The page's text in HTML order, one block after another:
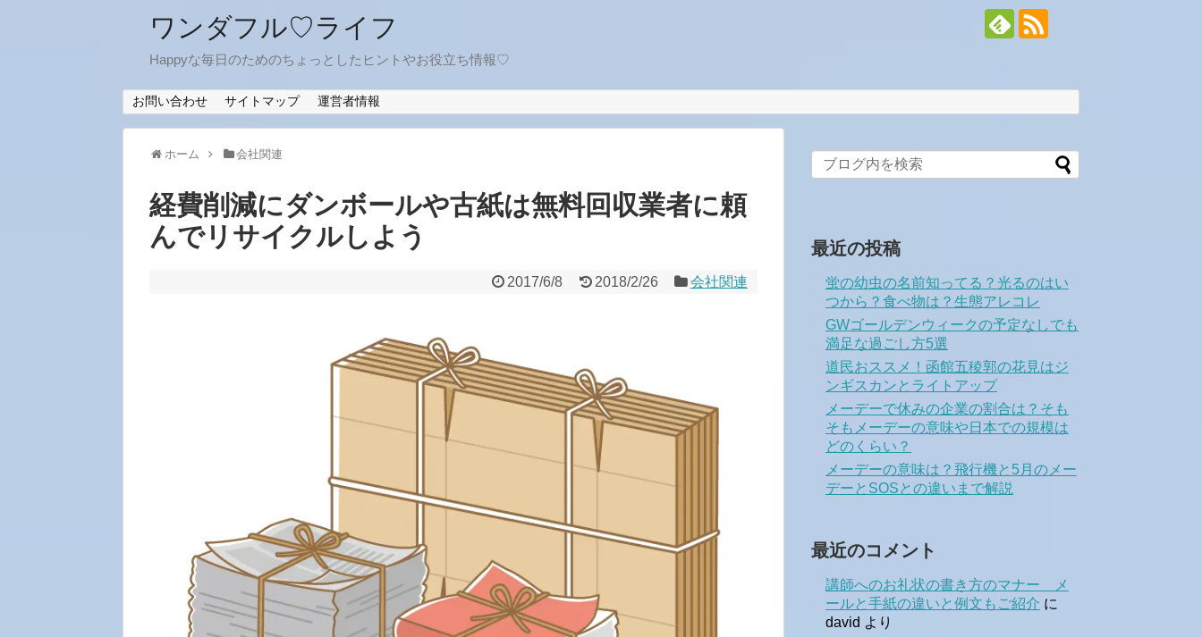
ワンダフル♡ライフ
Happyな毎日のためのちょっとしたヒントやお役立ち情報♡
お問い合わせ サイトマップ 運営者情報
ホーム 会社関連
経費削減にダンボールや古紙は無料回収業者に頼
んでリサイクルしよう
2017/6/8 2018/2/26 会社関連
最近の投稿
蛍の幼虫の名前知ってる？光るのはい
つから？食べ物は？生態アレコレ
GWゴールデンウィークの予定なしでも
満足な過ごし方5選
道民おススメ！函館五稜郭の花見はジ
ンギスカンとライトアップ
メーデーで休みの企業の割合は？そも
そもメーデーの意味や日本での規模は
どのくらい？
メーデーの意味は？飛行機と5月のメー
デーとSOSとの違いまで解説
最近のコメント
講師へのお礼状の書き方のマナー メ
ールと手紙の違いと例文もご紹介 に
david より